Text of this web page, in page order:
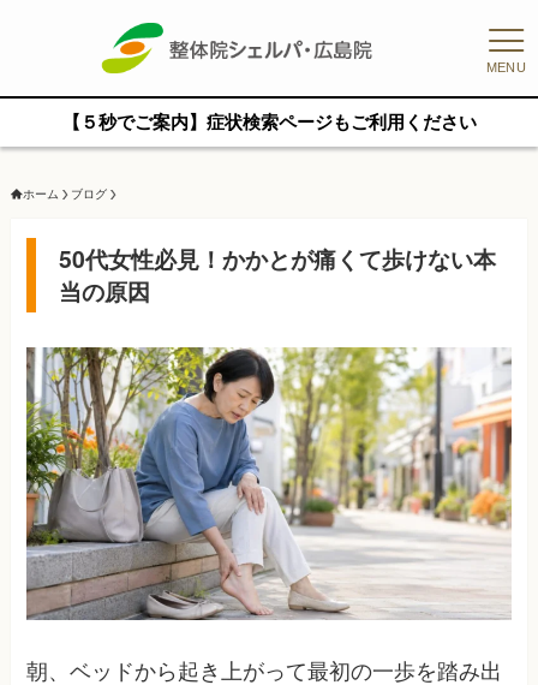
MENU
【５秒でご案内】症状検索ページもご利用ください
ホーム ブログ
50代女性必見！かかとが痛くて歩けない本
当の原因
朝、ベッドから起き上がって最初の一歩を踏み出